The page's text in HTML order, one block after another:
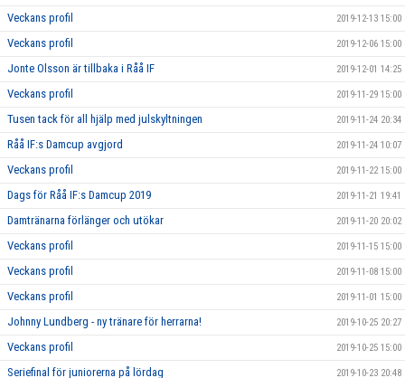
Veckans profil 2019-12-13 15:00
Veckans profil 2019-12-06 15:00
Jonte Olsson är tillbaka i Råå IF 2019-12-01 14:25
Veckans profil 2019-11-29 15:00
Tusen tack för all hjälp med julskyltningen 2019-11-24 20:34
Råå IF:s Damcup avgjord 2019-11-24 10:07
Veckans profil 2019-11-22 15:00
Dags för Råå IF:s Damcup 2019 2019-11-21 19:41
Damtränarna förlänger och utökar 2019-11-20 20:02
Veckans profil 2019-11-15 15:00
Veckans profil 2019-11-08 15:00
Veckans profil 2019-11-01 15:00
Johnny Lundberg - ny tränare för herrarna! 2019-10-25 20:27
Veckans profil 2019-10-25 15:00
Seriefinal för juniorerna på lördag 2019-10-23 20:48